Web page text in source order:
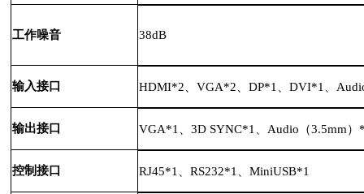
工作噪音 38dB
输入接口 HDMI*2、VGA*2、DP*1、DVI*1、
输出接口 VGA*1、3D SYNC*1、Audio（3.5mm）
控制接口 RJ45*1、RS232*1、MiniUSB*1